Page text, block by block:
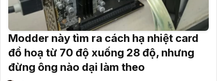
Modder này tìm ra cách hạ nhiệt card
đồ hoạ từ 70 độ xuống 28 độ, nhưng
đừng ông nào dại làm theo